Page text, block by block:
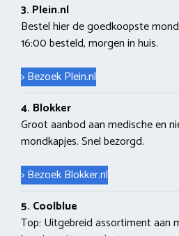
3. Plein.nl
Bestel hier de goedkoopste
16:00 besteld, morgen in huis.
> Bezoek Plein.nl
4. Blokker
Groot aanbod aan medische en
mondkapjes. Snel bezorgd.
> Bezoek Blokker.nl
5. Coolblue
Top: Uitgebreid assortiment aan